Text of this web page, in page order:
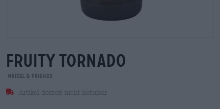
fruity tornado
Maisel & Friends
Artikel derzeit nicht lieferbar